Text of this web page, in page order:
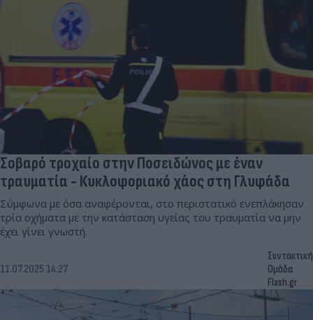
Σοβαρό τροχαίο στην Ποσειδώνος με έναν
τραυματία - Κυκλοφοριακό χάος στη Γλυφάδα
Σύμφωνα με όσα αναφέρονται, στο περιστατικό ενεπλάκησαν
τρία οχήματα με την κατάσταση υγείας του τραυματία να μην
έχει γίνει γνωστή.
11.07.2025 14:27
Συντακτική
Ομάδα
Flash.gr